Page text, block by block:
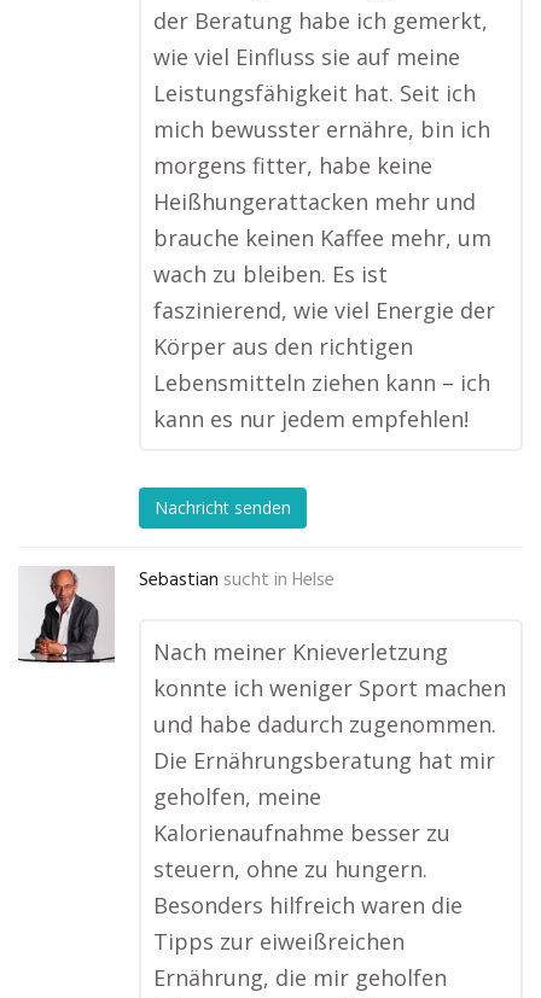
der Beratung habe ich gemerkt,
wie viel Einfluss sie auf meine
Leistungsfähigkeit hat. Seit ich
mich bewusster ernähre, bin ich
morgens fitter, habe keine
Heißhungerattacken mehr und
brauche keinen Kaffee mehr, um
wach zu bleiben. Es ist
faszinierend, wie viel Energie der
Körper aus den richtigen
Lebensmitteln ziehen kann – ich
kann es nur jedem empfehlen!
Nachricht senden
Sebastian sucht in Helse
Nach meiner Knieverletzung
konnte ich weniger Sport machen
und habe dadurch zugenommen.
Die Ernährungsberatung hat mir
geholfen, meine
Kalorienaufnahme besser zu
steuern, ohne zu hungern.
Besonders hilfreich waren die
Tipps zur eiweißreichen
Ernährung, die mir geholfen